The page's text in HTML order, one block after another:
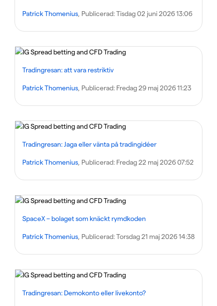
Patrick Thomenius , Publicerad:Tisdag 02 juni 2026 13:06
Tradingresan: att vara restriktiv
Patrick Thomenius , Publicerad: Fredag 29 maj 2026 11:23
Tradingresan: Jaga eller vänta på tradingidéer
Patrick Thomenius , Publicerad: Fredag 22 maj 2026 07:52
SpaceX – bolaget som knäckt rymdkoden
Patrick Thomenius , Publicerad:Torsdag 21 maj 2026 14:38
Tradingresan: Demokonto eller livekonto?